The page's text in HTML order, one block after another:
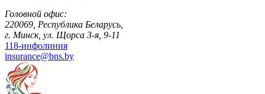
Головной офис:
220069, Республика Беларусь,
г. Минск, ул. Щорса 3-я, 9-11
118-инфолиния
insurance@bns.by